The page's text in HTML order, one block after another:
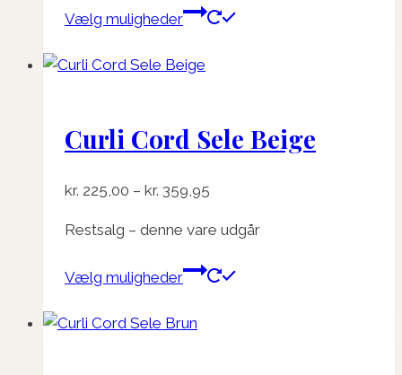
Vælg muligheder
Dette
Mulighederne
kan
varesiden
Curli Cord Sele Beige
kr. 225,00 – kr. 359,95
til
Restsalg – denne vare udgår
Vælg muligheder
Dette